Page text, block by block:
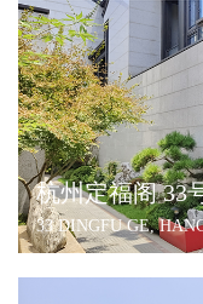
杭州定福阁 33
33 DINGFU GE,